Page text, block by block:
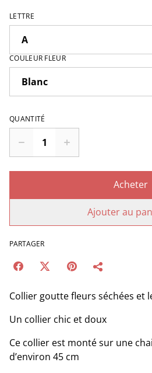
LETTRE
COULEUR FLEUR
QUANTITÉ
Acheter
Ajouter au
PARTAGER
Collier goutte fleurs séchées et
Un collier chic et doux
Ce collier est monté sur une
d’environ 45 cm